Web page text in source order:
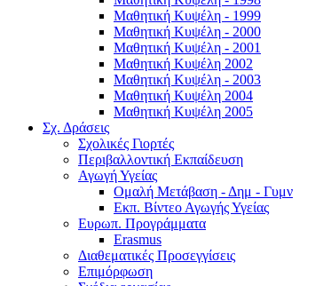
Μαθητική Κυψέλη - 1999
Μαθητική Κυψέλη - 2000
Μαθητική Κυψέλη - 2001
Μαθητική Κυψέλη 2002
Μαθητική Κυψέλη - 2003
Μαθητική Κυψέλη 2004
Μαθητική Κυψέλη 2005
Σχ. Δράσεις
Σχολικές Γιορτές
Περιβαλλοντική Εκπαίδευση
Αγωγή Υγείας
Ομαλή Μετάβαση - Δημ - Γυμν
Εκπ. Βίντεο Αγωγής Υγείας
Ευρωπ. Προγράμματα
Erasmus
Διαθεματικές Προσεγγίσεις
Επιμόρφωση